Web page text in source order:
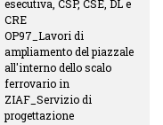
esecutiva, CSP, CSE, DL e
CRE
OP97_Lavori di
ampliamento del piazzale
all'interno dello scalo
ferrovario in
ZIAF_Servizio di
progettazione